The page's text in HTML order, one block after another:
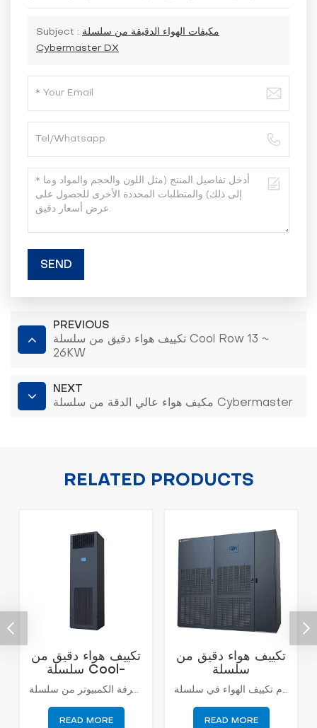
Subject : مكيفات الهواء الدقيقة من سلسلة
Cybermaster DX
SEND
PREVIOUS
تكييف هواء دقيق من سلسلة Cool Row 13 ~
26KW
NEXT
مكيف هواء عالي الدقة من سلسلة Cybermaster
RELATED PRODUCTS
تكييف هواء دقيق من
سلسلة Cool-
Smart 6-20kw
تم تصميم مكيف الهواء في غرفة الكمبيوتر من سلسلة Cool-smart لغرف كمبيوتر صغيرة ومتوسطة الحجم ، ومحطة اتصالات ، وغرف المعدات ، إلخ. حياة العمل ، وتوفير الطاقة.
READ MORE
تكييف هواء دقيق من
سلسلة
Cybermaster 20-
200kw
يتبنى نظام تكييف الهواء في سلسلة Cybermaster درجة الحرارة المتطورة الدولية لدرجة الحرارة الثابتة وتكنولوجيا الرطوبة المستمرة ، والتي تم تصميمها وتطويرها لبيئة دقيقة. هذه السلسلة من المنتجات مخصصة للمعدات مع متطلبات التحكم عالية الدقة من درجة الحرارة والرطوبة والنظافة وتتطلب تشغيل المعدات لمدة 24 ساعة*365 يومًا.
READ MORE